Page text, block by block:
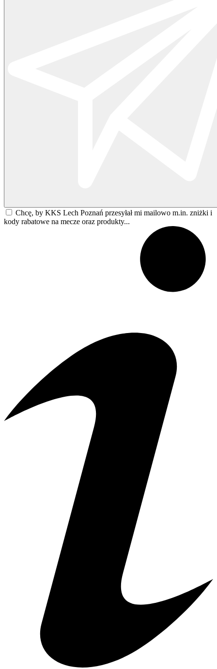
Chcę, by KKS Lech Poznań przesyłał mi mailowo m.in. zniżki i
kody rabatowe na mecze oraz produkty...